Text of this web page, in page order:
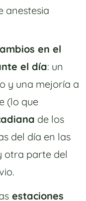
anestesia
en el
el día: un
y una mejoría a
(lo que
de los
del día en las
otra parte del
estaciones